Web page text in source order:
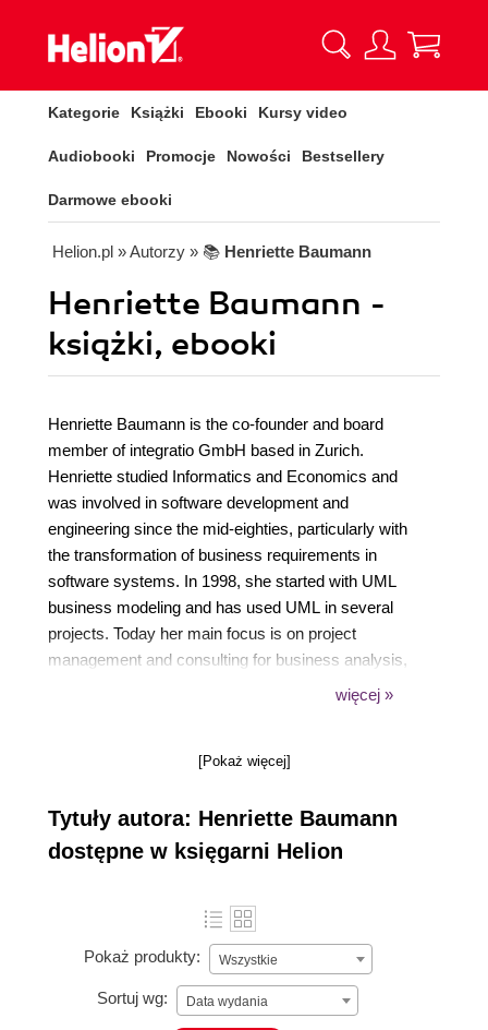
Kategorie Książki Ebooki Kursy video
Audiobooki Promocje Nowości Bestsellery
Darmowe ebooki
Helion.pl » Autorzy » 📚 Henriette Baumann
Henriette Baumann -
książki, ebooki
Henriette Baumann is the co-founder and board
member of integratio GmbH based in Zurich.
Henriette studied Informatics and Economics and
was involved in software development and
engineering since the mid-eighties, particularly with
the transformation of business requirements in
software systems. In 1998, she started with UML
business modeling and has used UML in several
projects. Today her main focus is on project
management and consulting for business analysis,
business requirements engineering, and business
więcej »
[Pokaż więcej]
Tytuły autora: Henriette Baumann
dostępne w księgarni Helion
Pokaż produkty: Wszystkie
Sortuj wg: Data wydania